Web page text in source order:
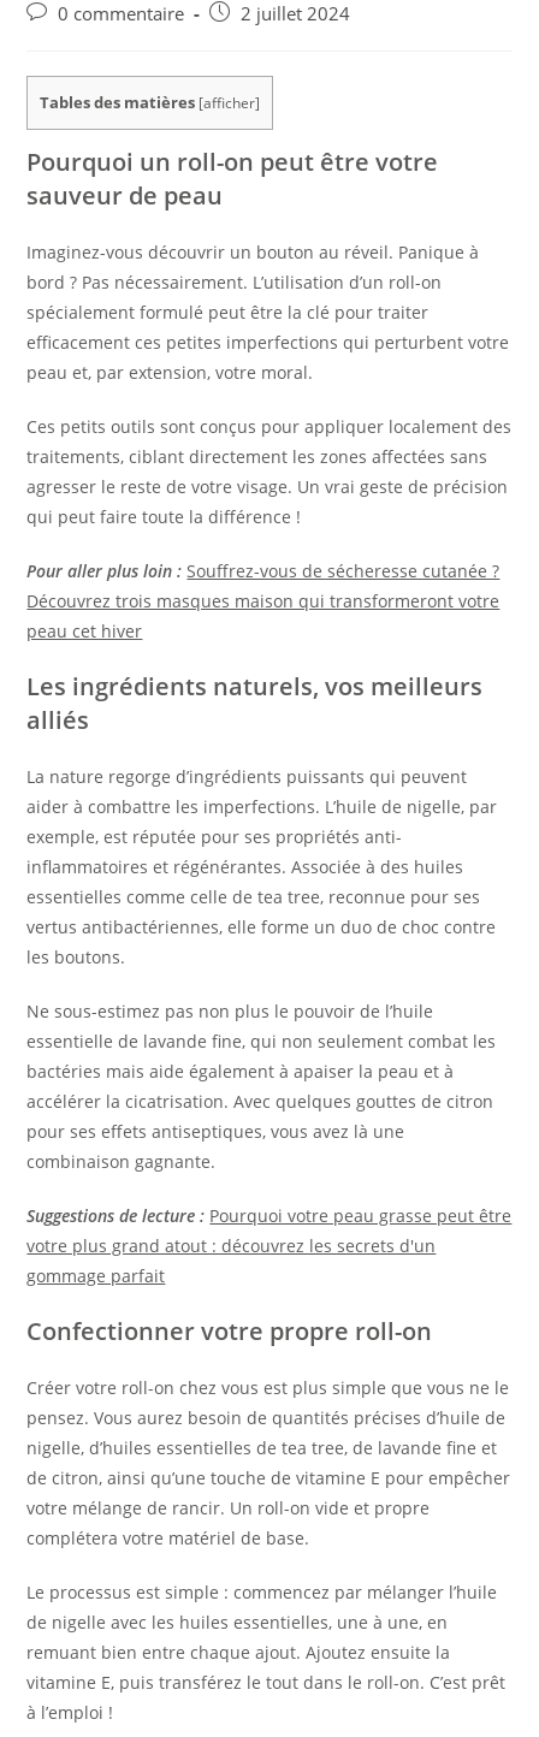
0 commentaire
2 juillet 2024
Tables des matières [afficher]
Pourquoi un roll-on peut être votre
sauveur de peau
Imaginez-vous découvrir un bouton au réveil. Panique à
bord ? Pas nécessairement. L’utilisation d’un roll-on
spécialement formulé peut être la clé pour traiter
efficacement ces petites imperfections qui perturbent votre
peau et, par extension, votre moral.
Ces petits outils sont conçus pour appliquer localement des
traitements, ciblant directement les zones affectées sans
agresser le reste de votre visage. Un vrai geste de précision
qui peut faire toute la différence !
Pour aller plus loin : Souffrez-vous de sécheresse cutanée ?
Découvrez trois masques maison qui transformeront votre
peau cet hiver
Les ingrédients naturels, vos meilleurs
alliés
La nature regorge d’ingrédients puissants qui peuvent
aider à combattre les imperfections. L’huile de nigelle, par
exemple, est réputée pour ses propriétés anti-
inflammatoires et régénérantes. Associée à des huiles
essentielles comme celle de tea tree, reconnue pour ses
vertus antibactériennes, elle forme un duo de choc contre
les boutons.
Ne sous-estimez pas non plus le pouvoir de l’huile
essentielle de lavande fine, qui non seulement combat les
bactéries mais aide également à apaiser la peau et à
accélérer la cicatrisation. Avec quelques gouttes de citron
pour ses effets antiseptiques, vous avez là une
combinaison gagnante.
Suggestions de lecture : Pourquoi votre peau grasse peut être
votre plus grand atout : découvrez les secrets d'un
gommage parfait
Confectionner votre propre roll-on
Créer votre roll-on chez vous est plus simple que vous ne le
pensez. Vous aurez besoin de quantités précises d’huile de
nigelle, d’huiles essentielles de tea tree, de lavande fine et
de citron, ainsi qu’une touche de vitamine E pour empêcher
votre mélange de rancir. Un roll-on vide et propre
complétera votre matériel de base.
Le processus est simple : commencez par mélanger l’huile
de nigelle avec les huiles essentielles, une à une, en
remuant bien entre chaque ajout. Ajoutez ensuite la
vitamine E, puis transférez le tout dans le roll-on. C’est prêt
à l’emploi !